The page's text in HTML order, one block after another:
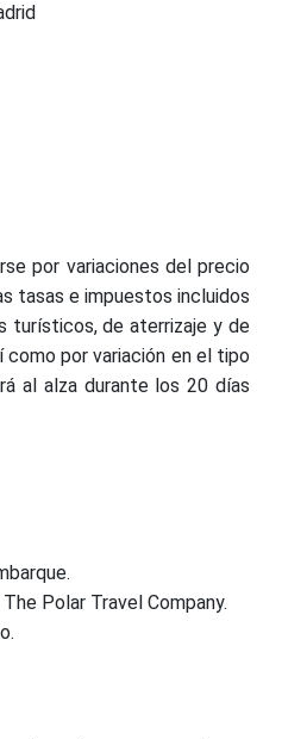
por variaciones del precio
tasas e impuestos incluidos
turísticos, de aterrizaje y de
por variación en el tipo
al alza durante los 20 días
Polar Travel Company.